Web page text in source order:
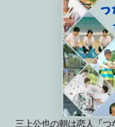
新着おすすめ
トップランキング
三上公也の朝は恋人「つ